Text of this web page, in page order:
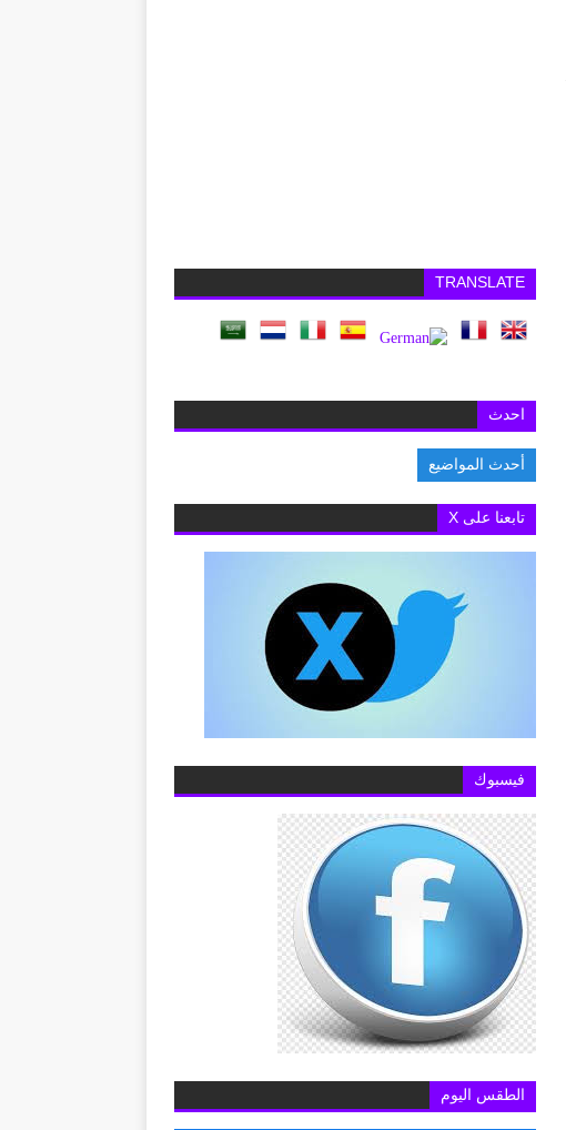
TRANSLATE
احدث
أحدث المواضيع
تابعنا على X
فيسبوك
الطقس اليوم